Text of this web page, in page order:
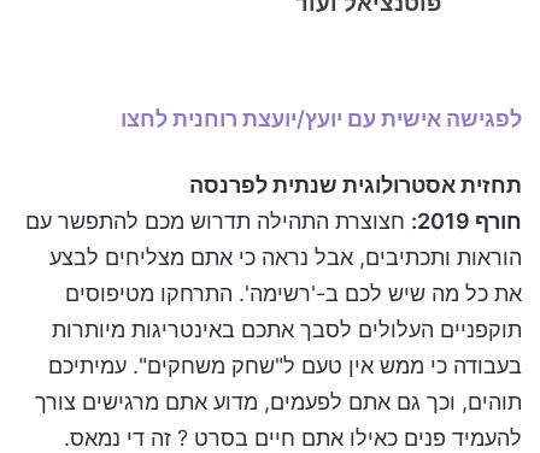
לפגישה אישית עם יועץ/יועצת רוחנית לחצו
תחזית אסטרולוגית שנתית לפרנסה
חורף 2019:
חצוצרת התהילה תדרוש מכם להתפשר עם
הוראות ותכתיבים, אבל נראה כי אתם מצליחים לבצע
את כל מה שיש לכם ב-'רשימה'. התרחקו מטיפוסים
תוקפניים העלולים לסבך אתכם באינטריגות מיותרות
בעבודה כי ממש אין טעם ל"שחק משחקים". עמיתיכם
תוהים, וכך גם אתם לפעמים, מדוע אתם מרגישים צורך
להעמיד פנים כאילו אתם חיים בסרט ? זה די נמאס.